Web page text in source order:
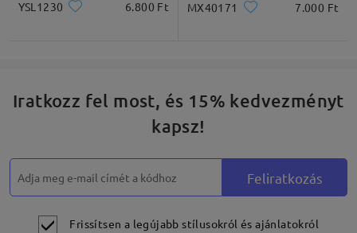
YSL1230 6.800 Ft MX40171 7.000 Ft
Iratkozz fel most, és 15% kedvezményt
kapsz!
Feliratkozás
Frissítsen a legújabb stílusokról és ajánlatokról